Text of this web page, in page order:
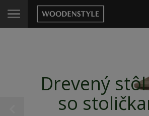
Drevený
so
Stoly do jedálne